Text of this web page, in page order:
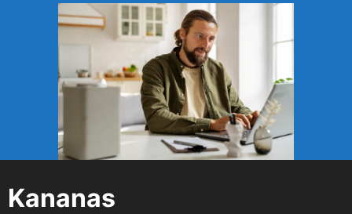
Kananas